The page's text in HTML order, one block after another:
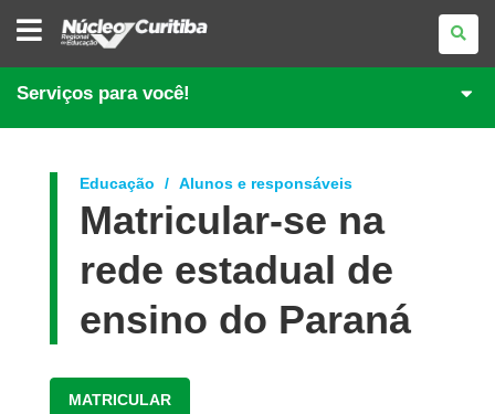
NÚCLEO
REGIONAL
EDUCAÇÃO
DE
CURITIBA
Serviços para você!
Educação Alunos e responsáveis
Matricular-se na
rede estadual de
ensino do Paraná
MATRICULAR